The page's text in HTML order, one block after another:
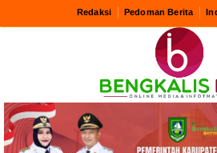
Redaksi Pedoman Berita